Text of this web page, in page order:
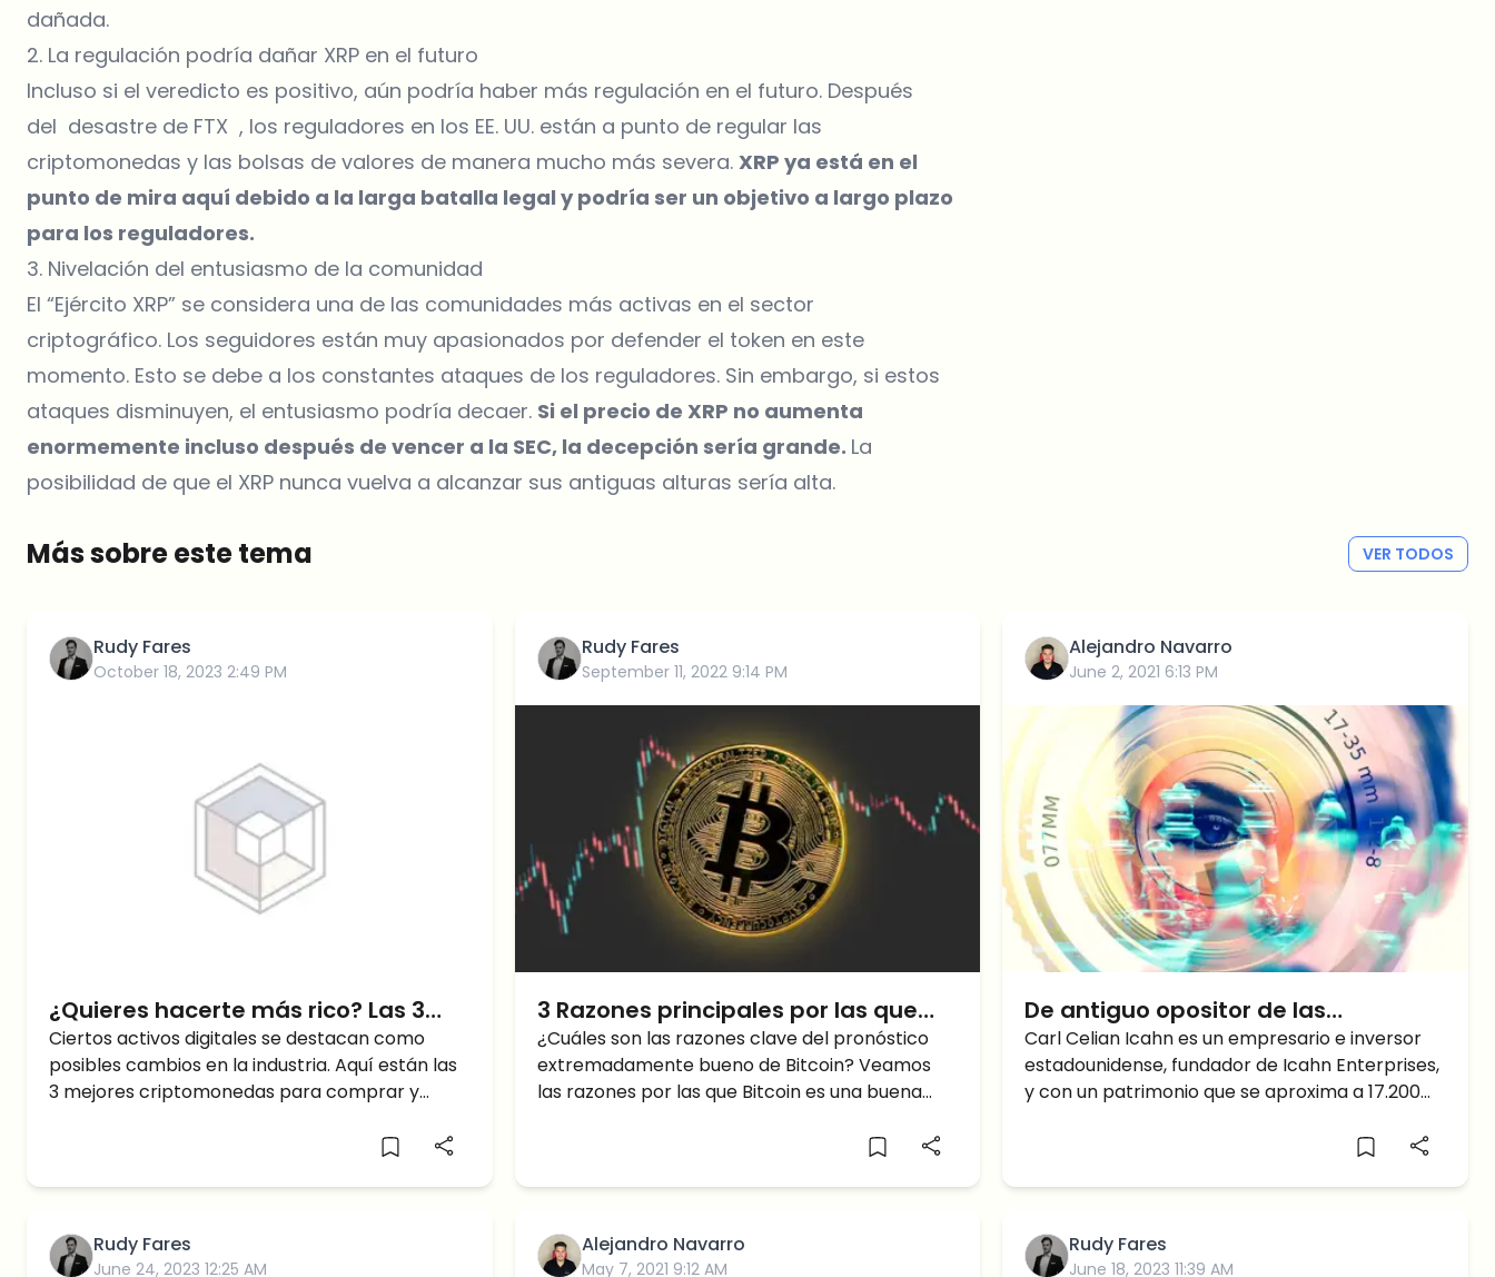
dañada.
2. La regulación podría dañar XRP en el futuro
Incluso si el veredicto es positivo, aún podría haber más regulación en el futuro. Después
del desastre de FTX , los reguladores en los EE. UU. están a punto de regular las
criptomonedas y las bolsas de valores de manera mucho más severa. XRP ya está en el
punto de mira aquí debido a la larga batalla legal y podría ser un objetivo a largo plazo
para los reguladores.
3. Nivelación del entusiasmo de la comunidad
El “Ejército XRP” se considera una de las comunidades más activas en el sector
criptográfico. Los seguidores están muy apasionados por defender el token en este
momento. Esto se debe a los constantes ataques de los reguladores. Sin embargo, si estos
ataques disminuyen, el entusiasmo podría decaer. Si el precio de XRP no aumenta
enormemente incluso después de vencer a la SEC, la decepción sería grande. La
posibilidad de que el XRP nunca vuelva a alcanzar sus antiguas alturas sería alta.
Más sobre este tema VER TODOS
Rudy Fares
October 18, 2023 2:49 PM
¿Quieres hacerte más rico? Las 3
mejores criptomonedas para
comprar y conservar durante la
próxima década
Ciertos activos digitales se destacan como
posibles cambios en la industria. Aquí están las
3 mejores criptomonedas para comprar y
Rudy Fares
September 11, 2022 9:14 PM
3 Razones principales por las que
Bitcoin es una Buena Inversión para
el futuro
¿Cuáles son las razones clave del pronóstico
extremadamente bueno de Bitcoin? Veamos
las razones por las que Bitcoin es una buena
Alejandro Navarro
June 2, 2021 6:13 PM
De antiguo opositor de las
criptomonedas a ambicioso
inversor
Carl Celian Icahn es un empresario e inversor
estadounidense, fundador de Icahn Enterprises,
y con un patrimonio que se aproxima a 17.200
Rudy Fares
June 24, 2023 12:25 AM
Alejandro Navarro
May 7, 2021 9:12 AM
Rudy Fares
June 18, 2023 11:39 AM